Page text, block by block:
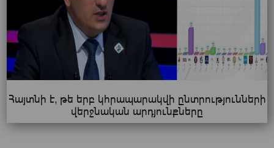
Հայտնի է, թե երբ կհրապարակվի ընտրությունների
վերջնական արդյունքները